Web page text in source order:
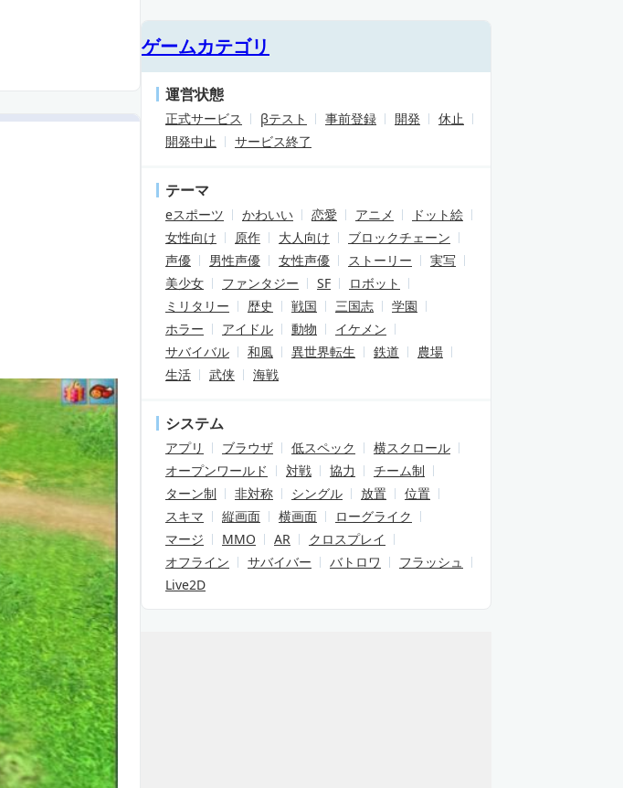
ゲームカテゴリ
運営状態
正式サービス βテスト 事前登録 開発
休止
開発中止
サービス終了
テーマ
eスポーツ かわいい 恋愛 アニメ
ドット絵
女性向け
原作 大人向け
ブロックチェーン
声優
男性声優 女性声優 ストーリー
実写
美少女
ファンタジー SF
ロボット
ミリタリー
歴史 戦国 三国志
学園
ホラー
アイドル 動物
イケメン
サバイバル
和風 異世界転生 鉄道
農場
生活
武侠 海戦
システム
アプリ ブラウザ 低スペック
横スクロール
オープンワールド
対戦 協力
チーム制
ターン制
非対称 シングル 放置
位置
スキマ
縦画面 横画面
ローグライク
マージ
MMO AR
クロスプレイ
オフライン
サバイバー バトロワ
フラッシュ
Live2D